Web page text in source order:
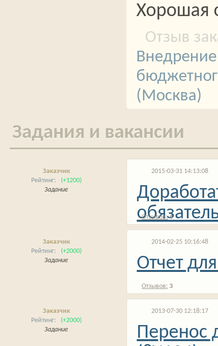
Хорошая
(Москва)
Задания и вакансии
Заказчик
(+1200)
Задание
2015-03-31 14:13:08
4
Заказчик
(+2000)
Задание
2014-02-25 10:16:48
Отчет
3
Заказчик
(+2000)
Задание
2013-07-30 12:18:17
Перенос